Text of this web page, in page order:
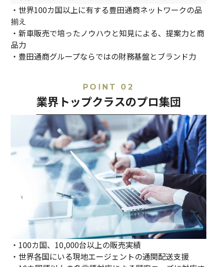
・世界100カ国以上に有する豊田通商ネットワークの品
揃え
・新車販売で培ったノウハウと知見による、提案力と商
品力
・豊田通商グループならではの財務基盤とブランド力
POINT 02
業界トップクラスのプロ集団
・100カ国、10,000台以上の販売実績
・世界各国にいる現地エージェントの通関配送支援